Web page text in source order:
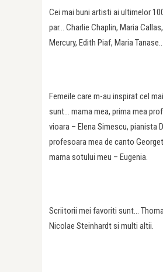
Cei mai buni artisti ai ultimelor
par… Charlie Chaplin, Maria
Mercury, Edith Piaf, Maria Tanase…
Femeile care m-au inspirat cel
sunt… mama mea, prima mea
vioara – Elena Simescu, pianista
profesoara mea de canto
mama sotului meu – Eugenia.
Scriitorii mei favoriti sunt…
Nicolae Steinhardt si multi altii.